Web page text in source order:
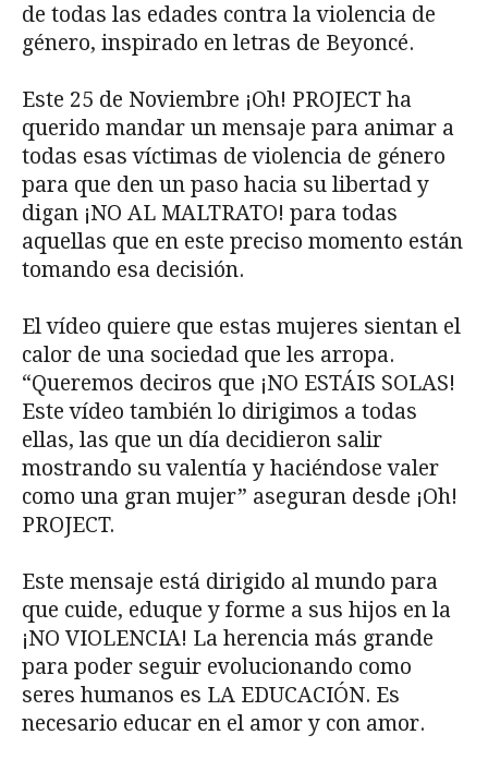
de todas las edades contra la violencia de
género, inspirado en letras de Beyoncé.
Este 25 de Noviembre ¡Oh! PROJECT ha
querido mandar un mensaje para animar a
todas esas víctimas de violencia de género
para que den un paso hacia su libertad y
digan ¡NO AL MALTRATO! para todas
aquellas que en este preciso momento están
tomando esa decisión.
El vídeo quiere que estas mujeres sientan el
calor de una sociedad que les arropa.
“Queremos deciros que ¡NO ESTÁIS SOLAS!
Este vídeo también lo dirigimos a todas
ellas, las que un día decidieron salir
mostrando su valentía y haciéndose valer
como una gran mujer” aseguran desde ¡Oh!
PROJECT.
Este mensaje está dirigido al mundo para
que cuide, eduque y forme a sus hijos en la
¡NO VIOLENCIA! La herencia más grande
para poder seguir evolucionando como
seres humanos es LA EDUCACIÓN. Es
necesario educar en el amor y con amor.